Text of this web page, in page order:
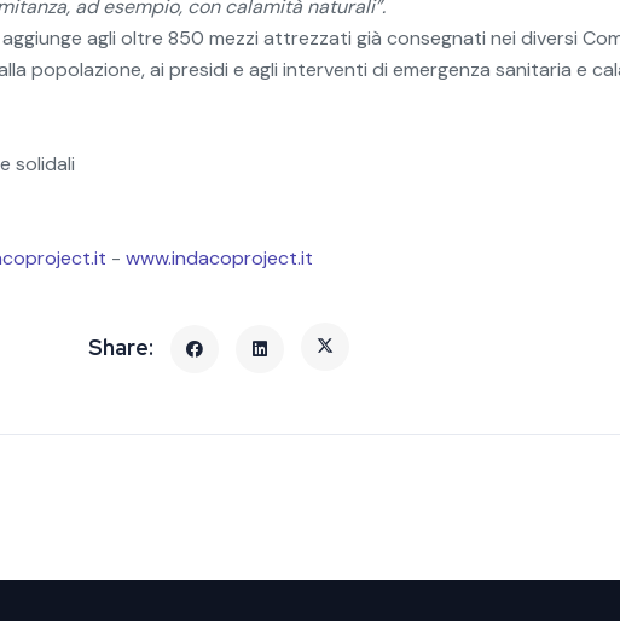
ad esempio, con calamità naturali”.
agli oltre 850 mezzi attrezzati già consegnati nei diversi
popolazione, ai presidi e agli interventi di emergenza sanitaria e
solidali
- www.indacoproject.it